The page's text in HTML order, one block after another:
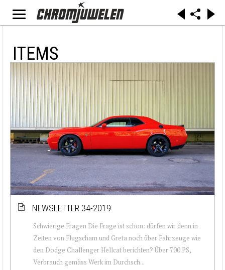
ITEMS
NEWSLETTER 34-2019
Schwierige Fragen Die Frage ist schon: dürfen wir denn in
Zeiten von Flugscham und Greta noch über Fahrzeuge wie
den Dodge Challenger Hellcat berichten? Über 700 PS,
Verbrauch gemäss Werk im Durchsch...